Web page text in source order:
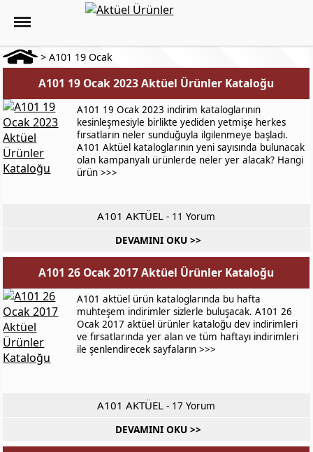
>A101 19 Ocak
A101 19 Ocak 2023 Aktüel Ürünler Kataloğu
A101 19 Ocak 2023 indirim kataloglarının
kesinleşmesiyle birlikte yediden yetmişe herkes
fırsatların neler sunduğuyla ilgilenmeye başladı.
A101 Aktüel kataloglarının yeni sayısında bulunacak
olan kampanyalı ürünlerde neler yer alacak? Hangi
ürün >>>
A101 AKTÜEL - 11 Yorum
DEVAMINI OKU >>
A101 26 Ocak 2017 Aktüel Ürünler Kataloğu
A101 aktüel ürün kataloglarında bu hafta
muhteşem indirimler sizlerle buluşacak. A101 26
Ocak 2017 aktüel ürünler kataloğu dev indirimleri
ve fırsatlarında yer alan ve tüm haftayı indirimleri
ile şenlendirecek sayfaların >>>
A101 AKTÜEL - 17 Yorum
DEVAMINI OKU >>